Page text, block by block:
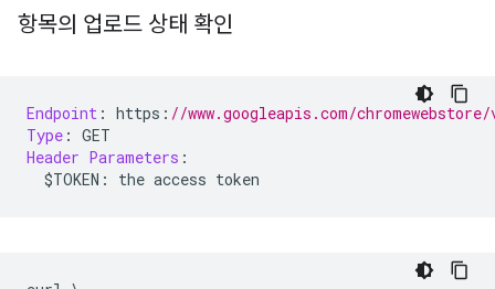
항목의 업로드 상태 확인
Endpoint : https : //www.googleapis.com/
Type : GET
Header Parameters :
$TOKEN : the access token